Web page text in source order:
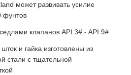
может развивать усилие
фунтов
клапанов API 3# - API 9#
и гайка изготовлены из
стали с тщательной